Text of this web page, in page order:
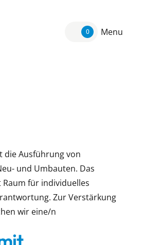
0 Menu
die Ausführung von
und Umbauten. Das
für individuelles
Zur Verstärkung
wir eine/n